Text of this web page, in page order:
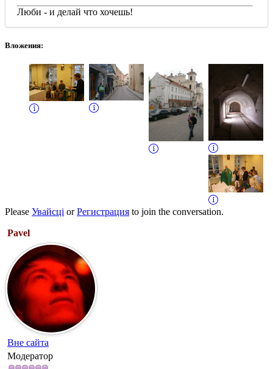
Люби - и делай что хочешь!
Вложения:
Please Увайсці orРегистрация to join the conversation.
Pavel
Вне сайта
Модератор